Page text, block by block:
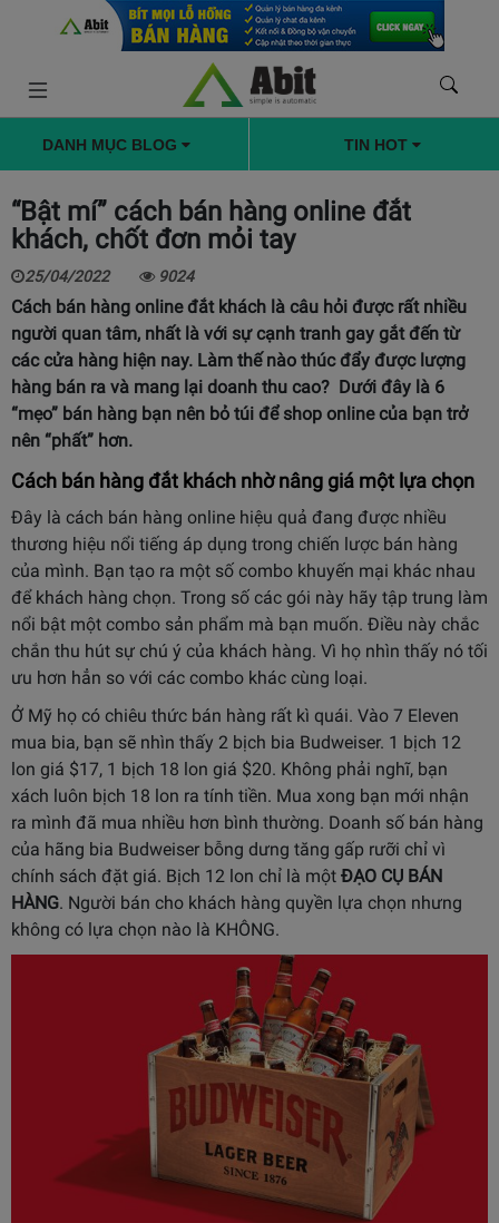
DANH MỤC BLOG TIN HOT
“Bật mí” cách bán hàng online đắt
khách, chốt đơn mỏi tay
25/04/2022 9024
Cách bán hàng online đắt khách là câu hỏi được rất nhiều
người quan tâm, nhất là với sự cạnh tranh gay gắt đến từ
các cửa hàng hiện nay. Làm thế nào thúc đẩy được lượng
hàng bán ra và mang lại doanh thu cao? Dưới đây là 6
“mẹo” bán hàng bạn nên bỏ túi để shop online của bạn trở
nên “phất” hơn.
Cách bán hàng đắt khách nhờ nâng giá một lựa chọn
Đây là cách bán hàng online hiệu quả đang được nhiều
thương hiệu nổi tiếng áp dụng trong chiến lược bán hàng
của mình. Bạn tạo ra một số combo khuyến mại khác nhau
để khách hàng chọn. Trong số các gói này hãy tập trung làm
nổi bật một combo sản phẩm mà bạn muốn. Điều này chắc
chắn thu hút sự chú ý của khách hàng. Vì họ nhìn thấy nó tối
ưu hơn hẳn so với các combo khác cùng loại.
Ở Mỹ họ có chiêu thức bán hàng rất kì quái. Vào 7 Eleven
mua bia, bạn sẽ nhìn thấy 2 bịch bia Budweiser. 1 bịch 12
lon giá $17, 1 bịch 18 lon giá $20. Không phải nghĩ, bạn
xách luôn bịch 18 lon ra tính tiền. Mua xong bạn mới nhận
ra mình đã mua nhiều hơn bình thường. Doanh số bán hàng
của hãng bia Budweiser bỗng dưng tăng gấp rưỡi chỉ vì
chính sách đặt giá. Bịch 12 lon chỉ là một ĐẠO CỤ BÁN
HÀNG. Người bán cho khách hàng quyền lựa chọn nhưng
không có lựa chọn nào là KHÔNG.